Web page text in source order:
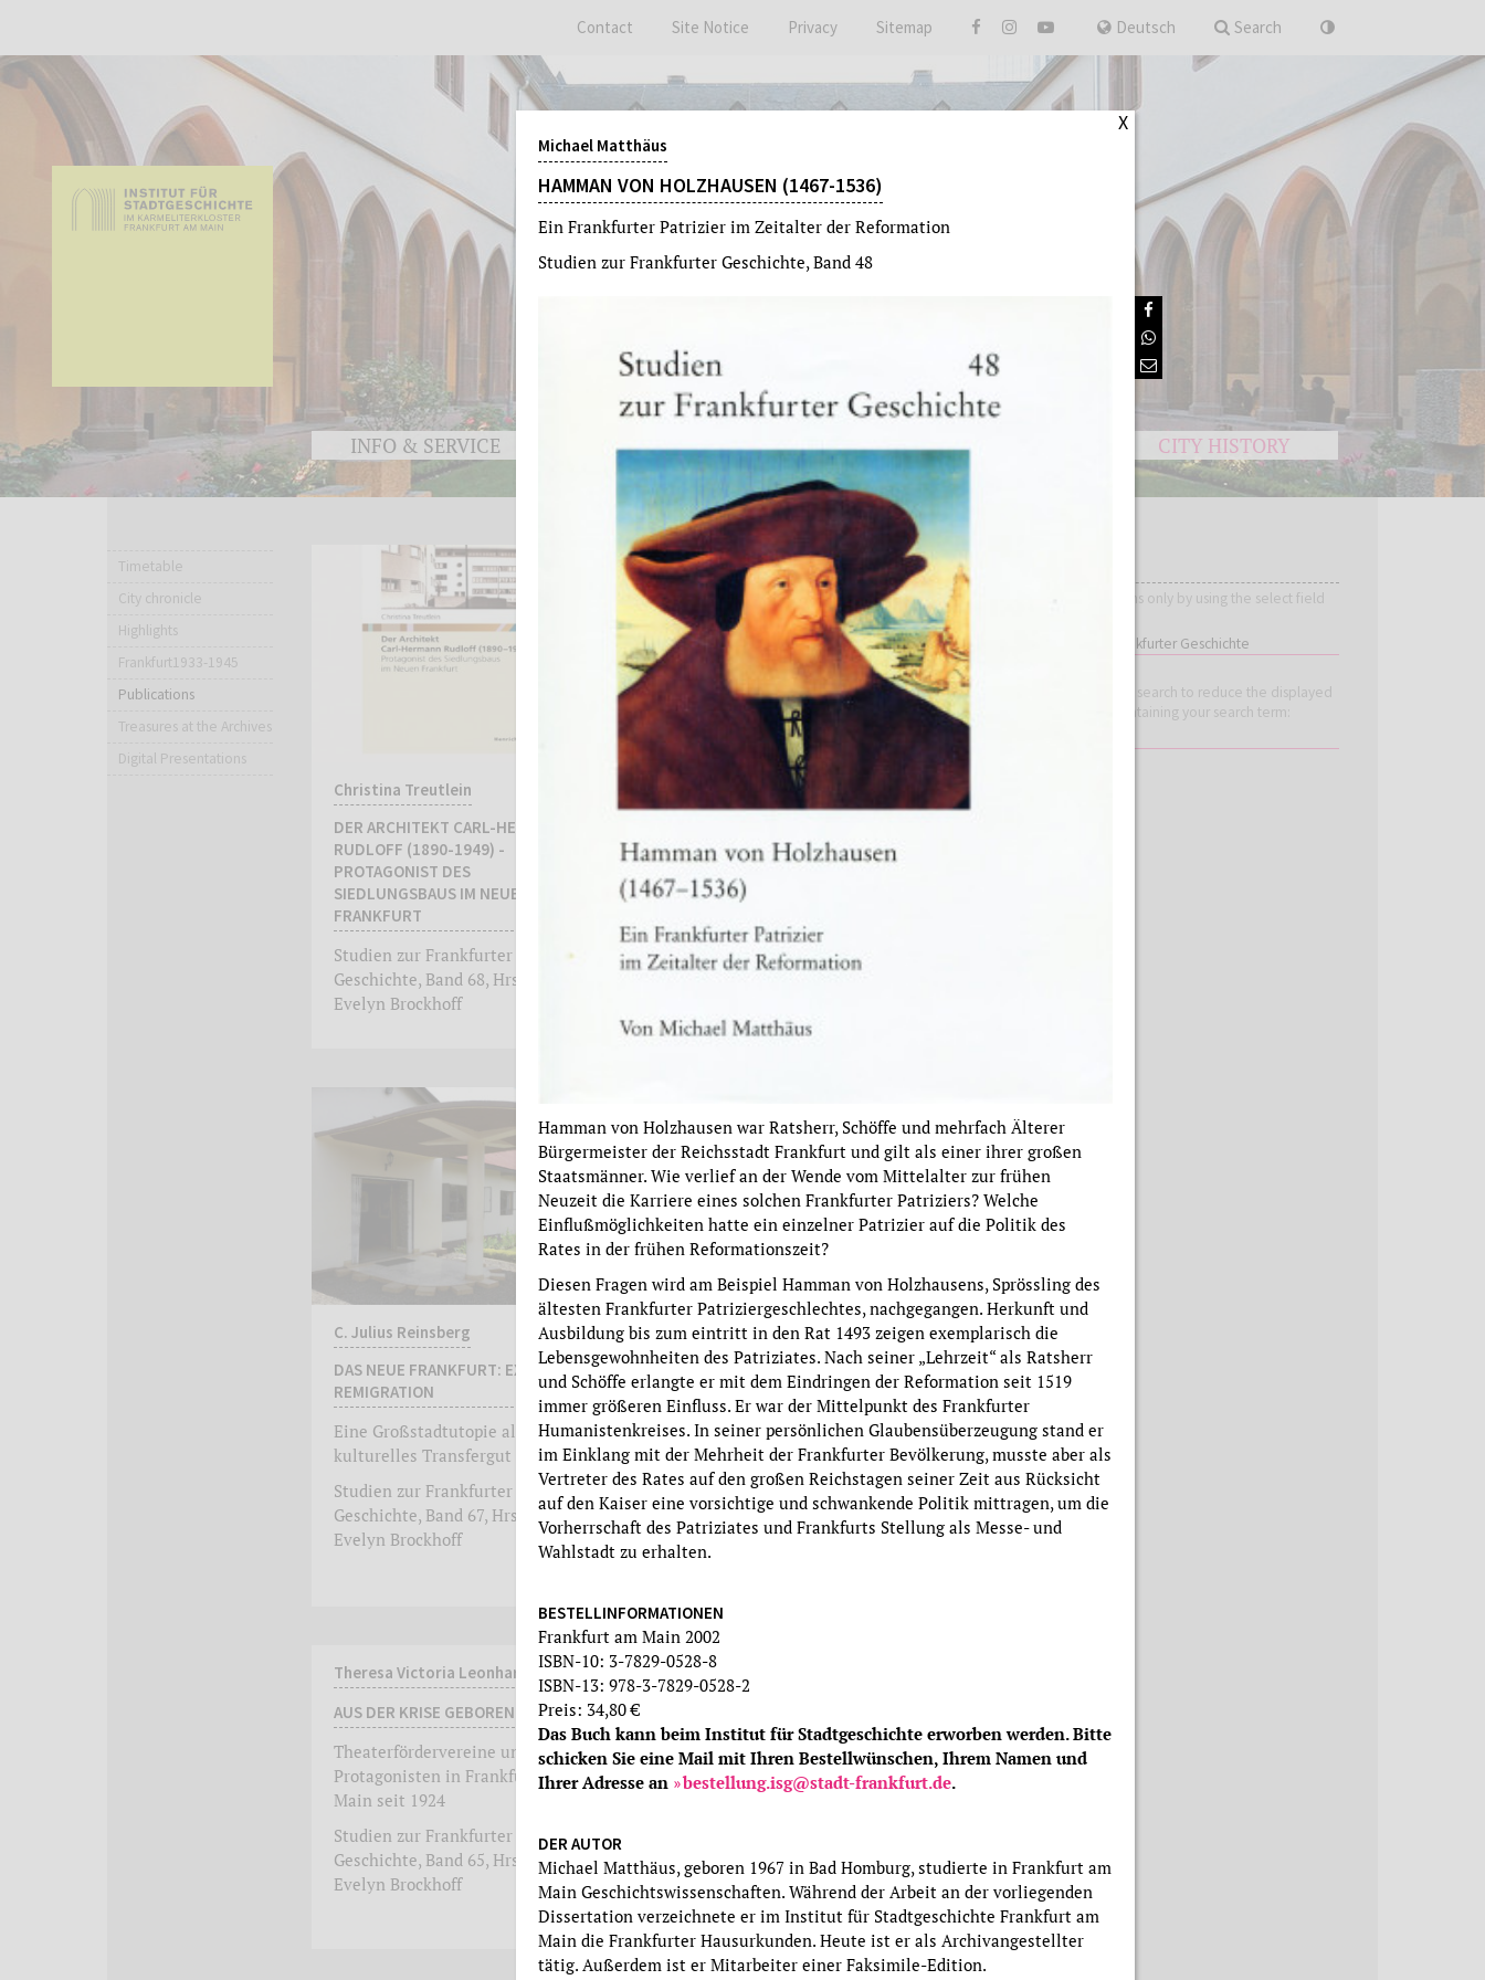
X
Michael Matthäus
HAMMAN VON HOLZHAUSEN (1467-1536)
Ein Frankfurter Patrizier im Zeitalter der Reformation
Studien zur Frankfurter Geschichte, Band 48
Hamman von Holzhausen war Ratsherr, Schöffe und mehrfach Älterer
Bürgermeister der Reichsstadt Frankfurt und gilt als einer ihrer großen
Staatsmänner. Wie verlief an der Wende vom Mittelalter zur frühen
Neuzeit die Karriere eines solchen Frankfurter Patriziers? Welche
Einflußmöglichkeiten hatte ein einzelner Patrizier auf die Politik des
Rates in der frühen Reformationszeit?
Diesen Fragen wird am Beispiel Hamman von Holzhausens, Sprössling des
ältesten Frankfurter Patriziergeschlechtes, nachgegangen. Herkunft und
Ausbildung bis zum eintritt in den Rat 1493 zeigen exemplarisch die
Lebensgewohnheiten des Patriziates. Nach seiner „Lehrzeit“ als Ratsherr
und Schöffe erlangte er mit dem Eindringen der Reformation seit 1519
immer größeren Einfluss. Er war der Mittelpunkt des Frankfurter
Humanistenkreises. In seiner persönlichen Glaubensüberzeugung stand er
im Einklang mit der Mehrheit der Frankfurter Bevölkerung, musste aber als
Vertreter des Rates auf den großen Reichstagen seiner Zeit aus Rücksicht
auf den Kaiser eine vorsichtige und schwankende Politik mittragen, um die
Vorherrschaft des Patriziates und Frankfurts Stellung als Messe- und
Wahlstadt zu erhalten.
BESTELLINFORMATIONEN
Frankfurt am Main 2002
ISBN-10: 3-7829-0528-8
ISBN-13: 978-3-7829-0528-2
Preis: 34,80 €
Das Buch kann beim Institut für Stadtgeschichte erworben werden. Bitte
schicken Sie eine Mail mit Ihren Bestellwünschen, Ihrem Namen und
Ihrer Adresse an
bestellung.isg@stadt-frankfurt.de.
DER AUTOR
Michael Matthäus, geboren 1967 in Bad Homburg, studierte in Frankfurt am
Main Geschichtswissenschaften. Während der Arbeit an der vorliegenden
Dissertation verzeichnete er im Institut für Stadtgeschichte Frankfurt am
Main die Frankfurter Hausurkunden. Heute ist er als Archivangestellter
tätig. Außerdem ist er Mitarbeiter einer Faksimile-Edition.
Contact Site Notice Privacy Sitemap Deutsch Search
INFO & SERVICE THE ARCHIVES EVENTS CITY HISTORY
Timetable
City chronicle
Highlights
Frankfurt1933-1945
Publications
Treasures at the Archives
Digital Presentations
Christina Treutlein
DER ARCHITEKT CARL-HERMANN
RUDLOFF (1890-1949) -
PROTAGONIST DES
SIEDLUNGSBAUS IM NEUEN
FRANKFURT
Studien zur Frankfurter
Geschichte, Band 68, Hrsg.
Evelyn Brockhoff
Evelyn Brockhoff und Alexander
Jehn unter Mitarbeit von
ORT DER DEUTSCHEN
Kleine Schriften des Instituts
für Stadtgeschichte, Hrsg.
C. Julius Reinsberg
DAS NEUE FRANKFURT: EXIL UND
REMIGRATION
Eine Großstadtutopie als
kulturelles Transfergut
Studien zur Frankfurter
Geschichte, Band 67, Hrsg.
Evelyn Brockhoff
Ellen Diehm
HANDWERKSZÜNFTE IM
SPÄTMITTELALTERLICHEN
FRANKFURT AM MAIN
Familiale, gesellschaftliche und
politische Funktionen
Studien zur Frankfurter
Geschichte, Band 66, Hrsg.
Evelyn Brockhoff
Theresa Victoria Leonhardt
AUS DER KRISE GEBOREN
Theaterfördervereine und ihre
Protagonisten in Frankfurt am
Main seit 1924
Studien zur Frankfurter
Geschichte, Band 65, Hrsg.
Evelyn Brockhoff
more
Carina Danzer
(MIT)GESTALTEN
Der Kunstschuldirektor und
Kulturpolitiker Fritz Wichert
Geschichte, Band 64, Hrsg.
Evelyn Brockhoff
more
View specific editions only by using the select field
Use the incremental search to reduce the displayed
content to items containing your search term: